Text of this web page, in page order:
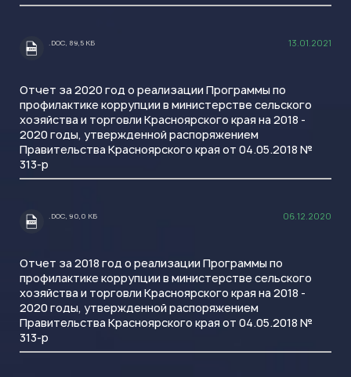
.DOC
.DOC, 89,5 КБ 13.01.2021
Отчет за 2020 год о реализации Программы по
профилактике коррупции в министерстве сельского
хозяйства и торговли Красноярского края на 2018 -
2020 годы, утвержденной распоряжением
Правительства Красноярского края от 04.05.2018 №
313-р
.DOC
.DOC, 90,0 КБ 06.12.2020
Отчет за 2018 год о реализации Программы по
профилактике коррупции в министерстве сельского
хозяйства и торговли Красноярского края на 2018 -
2020 годы, утвержденной распоряжением
Правительства Красноярского края от 04.05.2018 №
313-р